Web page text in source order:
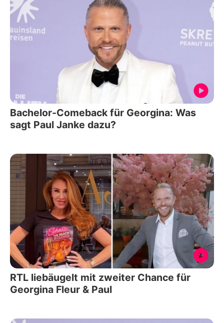
Bachelor-Comeback für Georgina: Was
sagt Paul Janke dazu?
RTL liebäugelt mit zweiter Chance für
Georgina Fleur & Paul